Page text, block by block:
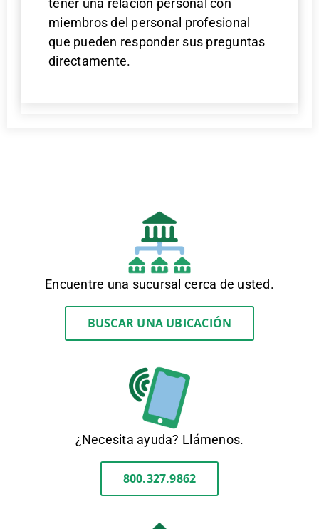
miembros del personal profesional
que pueden responder sus preguntas
directamente.
Encuentre una sucursal cerca de usted.
BUSCAR UNA UBICACIÓN
¿Necesita ayuda? Llámenos.
800.327.9862